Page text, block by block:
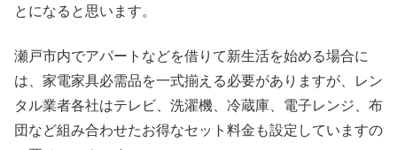
とになると思います。
瀬戸市内でアパートなどを借りて新生活を始める場合に
は、家電家具必需品を一式揃える必要がありますが、レン
タル業者各社はテレビ、洗濯機、冷蔵庫、電子レンジ、布
団など組み合わせたお得なセット料金も設定していますの